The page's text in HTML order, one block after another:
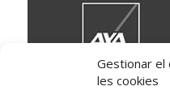
Gestionar el
les cookies